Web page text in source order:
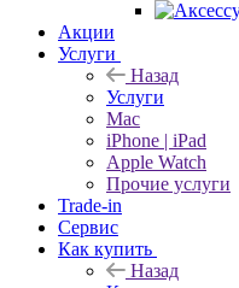
Акции
Услуги
Назад
Услуги
Mac
iPhone | iPad
Apple Watch
Прочие услуги
Trade-in
Сервис
Как купить
Назад